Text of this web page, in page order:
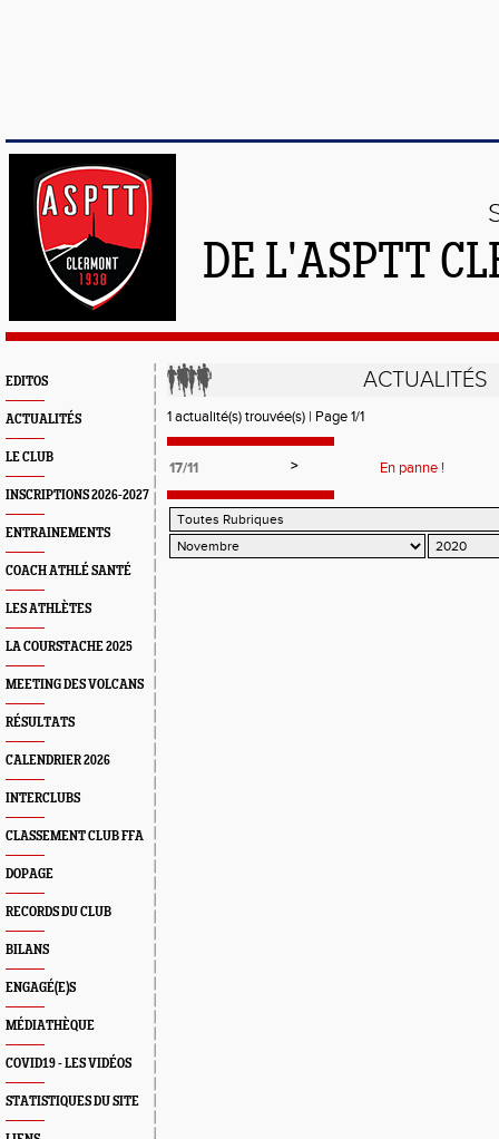
DE L'ASPTT
EDITOS
ACTUALITÉS
LE CLUB
INSCRIPTIONS 2026-2027
ENTRAINEMENTS
COACH ATHLÉ SANTÉ
LES ATHLÈTES
LA COURSTACHE 2025
MEETING DES VOLCANS
RÉSULTATS
CALENDRIER 2026
INTERCLUBS
CLASSEMENT CLUB FFA
DOPAGE
RECORDS DU CLUB
BILANS
ENGAGÉ(E)S
MÉDIATHÈQUE
COVID19 - LES VIDÉOS
STATISTIQUES DU SITE
ACTUALITÉS
1 actualité(s) trouvée(s) | Page 1/1
17/11 > En panne !